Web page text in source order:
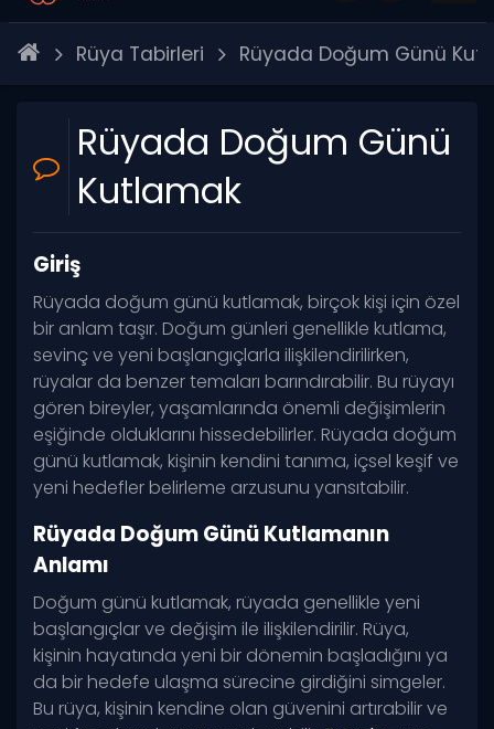
Rüya Tabirleri Rüyada Doğum Günü
Rüyada Doğum Günü
Kutlamak
Giriş
Rüyada doğum günü kutlamak, birçok kişi için özel
bir anlam taşır. Doğum günleri genellikle kutlama,
sevinç ve yeni başlangıçlarla ilişkilendirilirken,
rüyalar da benzer temaları barındırabilir. Bu rüyayı
gören bireyler, yaşamlarında önemli değişimlerin
eşiğinde olduklarını hissedebilirler. Rüyada doğum
günü kutlamak, kişinin kendini tanıma, içsel keşif ve
yeni hedefler belirleme arzusunu yansıtabilir.
Rüyada Doğum Günü Kutlamanın
Anlamı
Doğum günü kutlamak, rüyada genellikle yeni
başlangıçlar ve değişim ile ilişkilendirilir. Rüya,
kişinin hayatında yeni bir dönemin başladığını ya
da bir hedefe ulaşma sürecine girdiğini simgeler.
Bu rüya, kişinin kendine olan güvenini artırabilir ve